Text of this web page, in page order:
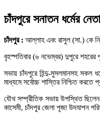
চাঁদপুরে সনাতন ধর্মের
চাঁদপুর : আল্লাহ এবং রাসুল (সা.) কে
বৃহস্পতিবার (৬ নভেম্বর) দুপুরে শহরের
সভায় চাঁদপুরে হিন্দু-মুসলমানসহ সকল
মাধ্যমে সর্বোচ্চ শাস্তির নিশ্চিত
যৌথ সম্প্রীতিক সভায় উপস্থিত ছিলেন
কাসেমী, চাঁদপুর জেলা পূজা উদযাপন